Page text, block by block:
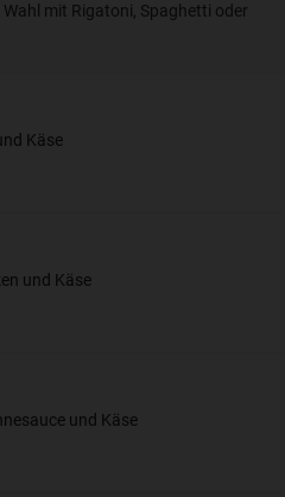
mit Rigatoni, Spaghetti oder
Käse
und Käse
und Käse